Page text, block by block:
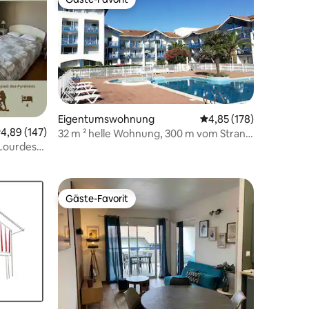
Bewertungen
Bewertung: 4,89 von 5, 147 Bewertungen
4,89 (147)
Gäste-Favorit
Eigentumswohnung Durchschnittliche
4,85 (178)
32 m ² helle Wohnung, 300 m vom Strand
Gäste-Favorit
Gäste-Favorit